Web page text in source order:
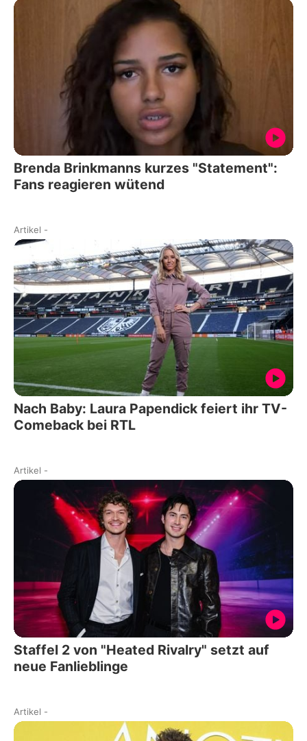
Brenda Brinkmanns kurzes "Statement":
Fans reagieren wütend
Artikel -
Nach Baby: Laura Papendick feiert ihr TV-
Comeback bei RTL
Artikel -
Staffel 2 von "Heated Rivalry" setzt auf
neue Fanlieblinge
Artikel -